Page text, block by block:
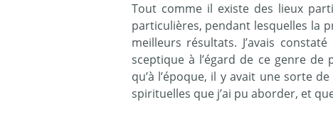
Tout comme il existe des lieux
particulières, pendant lesquelles la
meilleurs résultats. J’avais
sceptique à l’égard de ce genre
qu’à l’époque, il y avait une sorte
spirituelles que j’ai pu aborder, et